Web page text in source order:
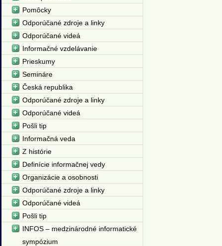
Pomôcky
Odporúčané zdroje a linky
Odporúčané videá
Informačné vzdelávanie
Prieskumy
Semináre
Česká republika
Odporúčané zdroje a linky
Odporúčané videá
Pošli tip
Informačná veda
Z histórie
Definície informačnej vedy
Organizácie a osobnosti
Odporúčané zdroje a linky
Odporúčané videá
Pošli tip
INFOS – medzinárodné informatické
sympózium